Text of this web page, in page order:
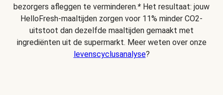
bezorgers afleggen te verminderen.* Het resultaat: jouw
HelloFresh-maaltijden zorgen voor 11% minder CO2-
uitstoot dan dezelfde maaltijden gemaakt met
ingrediënten uit de supermarkt. Meer weten over onze
levenscyclusanalyse?